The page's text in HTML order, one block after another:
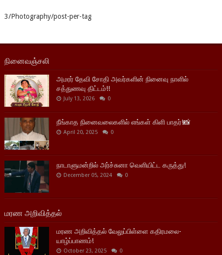
3/Photography/post-per-tag
நினைவஞ்சலி
அமரர் தேவி சோதி அவர்களின் நினைவு நாளில்
சத்துணவு திட்டம்!!
July 13, 2026 0
நீங்காத நினைவலைகளில் எங்கள் கிளி பாதர்!📸
April 20, 2025 0
நாடாளுமன்றில் அர்ச்சுனா வெளியிட்ட கருத்து!
December 05, 2024 0
மரண அறிவித்தல்
மரண அறிவித்தல் வேலுப்பிள்ளை கதிரமலை-
யாழ்ப்பாணம்!
October 23, 2025 0